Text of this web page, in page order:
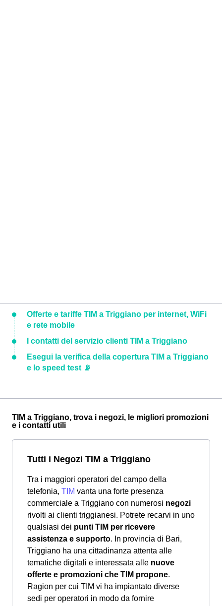
Offerte e tariffe TIM a Triggiano per internet, WiFi
e rete mobile
I contatti del servizio clienti TIM a Triggiano
Esegui la verifica della copertura TIM a Triggiano
e lo speed test 📡
TIM a Triggiano, trova i negozi, le migliori promozioni
e i contatti utili
Tutti i Negozi TIM a Triggiano
Tra i maggiori operatori del campo della
telefonia, TIM vanta una forte presenza
commerciale a Triggiano con numerosi negozi
rivolti ai clienti triggianesi. Potrete recarvi in uno
qualsiasi dei punti TIM per ricevere
assistenza e supporto. In provincia di Bari,
Triggiano ha una cittadinanza attenta alle
tematiche digitali e interessata alle nuove
offerte e promozioni che TIM propone.
Ragion per cui TIM vi ha impiantato diverse
sedi per operatori in modo da fornire